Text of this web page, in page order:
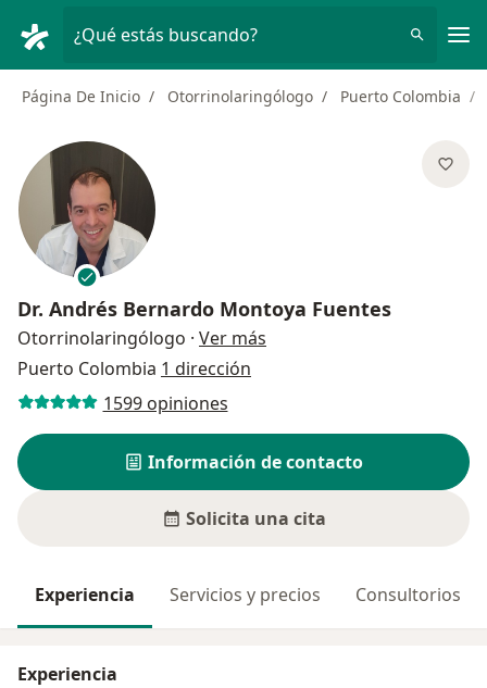
¿Qué estás buscando?
Página De Inicio Otorrinolaringólogo Puerto Colombia
Dr. Andrés Bernardo Montoya Fuentes
Otorrinolaringólogo · Ver más
Puerto Colombia 1 dirección
1599 opiniones
Información de contacto
Solicita una cita
Experiencia Servicios y precios Consultorios
Experiencia